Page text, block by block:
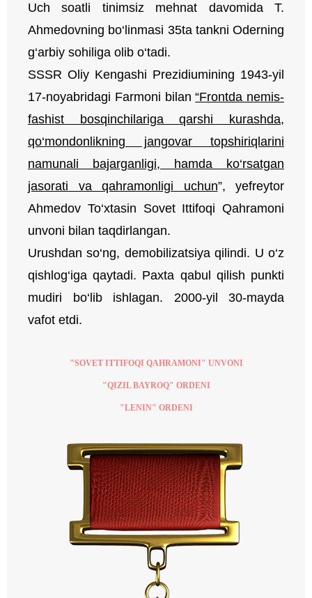
Uch soatli tinimsiz mehnat davomida T.
Ahmedovning bo‘linmasi 35ta tankni Oderning
g‘arbiy sohiliga olib o‘tadi.
SSSR Oliy Kengashi Prezidiumining 1943-yil
17-noyabridagi Farmoni bilan“Frontda nemis-
fashist bosqinchilariga qarshi kurashda,
qo‘mondonlikning jangovar topshiriqlarini
namunali bajarganligi, hamda ko‘rsatgan
jasorati va qahramonligi uchun”, yefreytor
Ahmedov To‘xtasin Sovet Ittifoqi Qahramoni
unvoni bilan taqdirlangan.
Urushdan so‘ng, demobilizatsiya qilindi. U o‘z
qishlog‘iga qaytadi. Paxta qabul qilish punkti
mudiri bo‘lib ishlagan. 2000-yil 30-mayda
vafot etdi.
"SOVET ITTIFOQI QAHRAMONI" UNVONI
"QIZIL BAYROQ" ORDENI
"LENIN" ORDENI